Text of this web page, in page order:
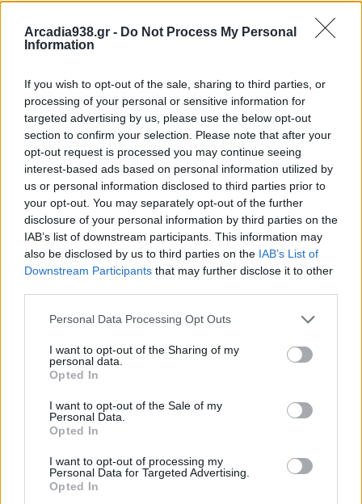
Arcadia938.gr - Do Not Process My Personal
Information
If you wish to opt-out of the sale, sharing to third parties, or
processing of your personal or sensitive information for
targeted advertising by us, please use the below opt-out
section to confirm your selection. Please note that after your
opt-out request is processed you may continue seeing
interest-based ads based on personal information utilized by
us or personal information disclosed to third parties prior to
your opt-out. You may separately opt-out of the further
disclosure of your personal information by third parties on the
IAB’s list of downstream participants. This information may
also be disclosed by us to third parties on the IAB’s List of
Downstream Participants that may further disclose it to other
Personal Data Processing Opt Outs
I want to opt-out of the Sharing of my
personal data.
Opted In
I want to opt-out of the Sale of my
Personal Data.
Opted In
I want to opt-out of processing my
Personal Data for Targeted Advertising.
Opted In
- Άλλων διαφημιστικών πρακτικών, όπως
η οποία ενημερώνει τον καταναλωτή ότι η μείωση
της τιμής ισούται με την αξία του ΦΠΑ (χωρίς να
σημαίνει ότι ο ΦΠΑ δεν εισπράττεται)
- Ανακοινώσεις όπως «εκπτωτική» τιμή, «ειδικές
προσφορές» ή «προσφορές Black Friday»
Θυμίζουμε ότι ως τιμή νοείται η πραγματική τιμή
πώλησης που διαθέτει το προϊόν υπηρεσία ο
έμπορος.
5.Να ζητάνε πάντα την απόδειξη για τα προϊόντα
που έχουν αγοράσει. Σε περίπτωση που το προϊόν
επιστρέψουν ή να το αλλάξουν, η επίδειξη της
απόδειξης είναι απαραίτητη.